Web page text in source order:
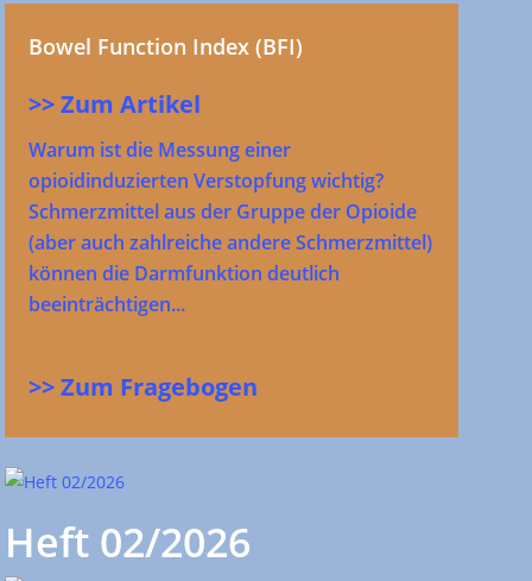
Bowel Function Index (BFI)
>> Zum Artikel
Warum ist die Messung einer
opioidinduzierten Verstopfung wichtig?
Schmerzmittel aus der Gruppe der Opioide
(aber auch zahlreiche andere Schmerzmittel)
können die Darmfunktion deutlich
beeinträchtigen...
>> Zum Fragebogen
Heft 02/2026